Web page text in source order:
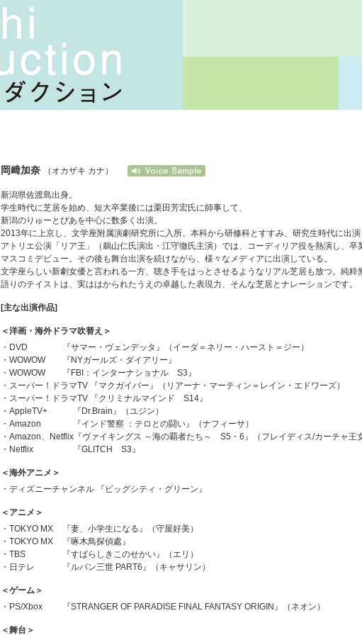
岡﨑加奈 （オカザキ カナ）
新潟県佐渡島出身。
学生時代に芝居を始め、短大卒業後には栗田芳宏氏に師事して、
新潟のりゅーとぴあを中心に数多く出演。
2013年に上京し、文学座附属演劇研究所に入所。本科から研修科とすすみ、研究生時代に出演
アトリエ公演「リア王」（鵜山仁氏演出・江守徹氏主演）では、コーディリア役を熱演し、卒
マスコミデビュー。その後も舞台出演を続けながら、様々なメディアに出演している。
文学座らしい新劇女優と言われる一方、聴き手をはっとさせるようなリアル芝居も放つ。純粋
語りのテイストは、実ははかられたうえの卓越した表現力、そんな芝居とナレーションです。
[主な出演作品]
＜洋画・海外ドラマ吹替え＞
・ DVD
『サマー・ヴェンデッタ』（イーダ＝ネリー・ハースト＝ジー）
・ WOWOW
『NYガールズ・ダイアリー』
・ WOWOW
『FBI：インターナショナル S3』
・スーパー！ドラマTV 『マクガイバー』（リアーナ・マーティン＝レイン・エドワーズ）
・スーパー！ドラマTV 『クリミナルマインド S14』
・ AppleTV+
『Dr.Brain』（ユジン）
・ Amazon
『インド警察 ：テロとの闘い』（ナフィーサ）
・Amazon、Netflix『ヴァイキングス ～海の覇者たち～ S5・6』（フレイディス/カーチャ王
・ Netflix 『GLITCH S3』
＜海外アニメ＞
・ディズニーチャンネル 『ビッグシティ・グリーン』
＜アニメ＞
・ TOKYO MX
『妻、小学生になる』（守屋好美）
・ TOKYO MX
『啄木鳥探偵處』
・ TBS
『すばらしきこのせかい』（エリ）
・ 日テレ 『ルパン三世 PART6』（キャサリン）
＜ゲーム＞
・ PS/Xbox 『STRANGER OF PARADISE FINAL FANTASY ORIGIN』（ネオン）
＜舞台＞